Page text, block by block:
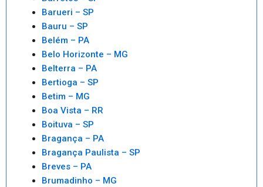
Barueri – SP
Bauru – SP
Belém – PA
Belo Horizonte – MG
Belterra – PA
Bertioga – SP
Betim – MG
Boa Vista – RR
Boituva – SP
Bragança – PA
Bragança Paulista – SP
Breves – PA
Brumadinho – MG